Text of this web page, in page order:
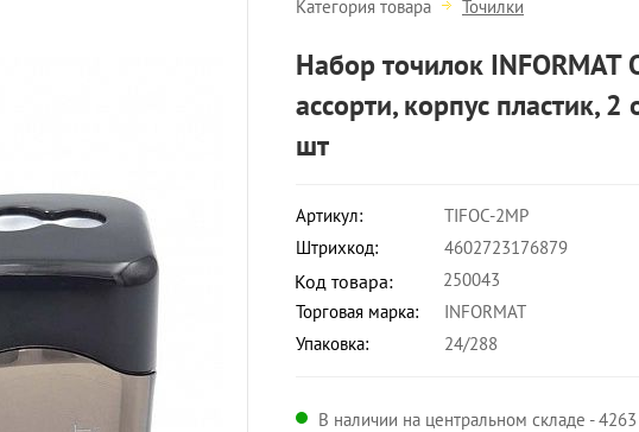
Категория товара Точилки
Набор точилок INFORMAT
ассорти, корпус пластик,
шт
Артикул:
TIFOC-2MP
Штрихкод:
4602723176879
Код товара:
250043
Торговая марка:
INFORMAT
Упаковка:
24/288
В наличии на центральном складе -